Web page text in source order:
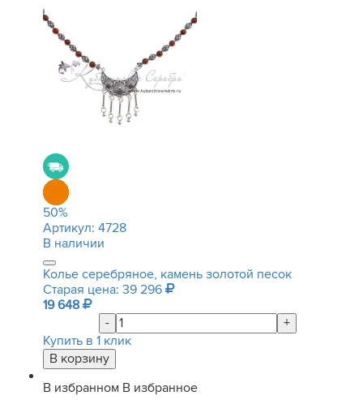
50%
Артикул: 4728
В наличии
Колье серебряное, камень золотой песок
Старая цена: 39 296
19 648
-
+
Купить в 1 клик
В избранном В избранное